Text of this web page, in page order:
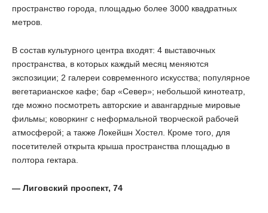
пространство города, площадью более 3000 квадратных
метров.
В состав культурного центра входят: 4 выставочных
пространства, в которых каждый месяц меняются
экспозиции; 2 галереи современного искусства; популярное
вегетарианское кафе; бар «Север»; небольшой кинотеатр,
где можно посмотреть авторские и авангардные мировые
фильмы; коворкинг с неформальной творческой рабочей
атмосферой; а также Локейшн Хостел. Кроме того, для
посетителей открыта крыша пространства площадью в
полтора гектара.
— Лиговский проспект, 74